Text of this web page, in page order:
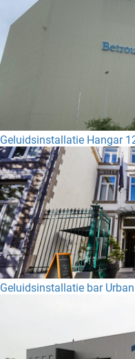
Geluidsinstallatie Hangar
Geluidsinstallatie bar